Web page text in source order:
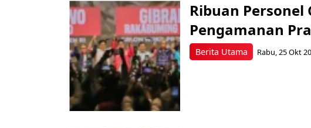
Berita Utama
Ribuan
Pengamanan
Rabu, 25 Okt